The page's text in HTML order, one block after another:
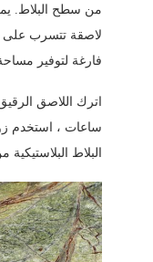
من سطح البلاط.
لاصقة تتسرب
فارغة لتوفير
ساعات ، استخدم
البلاط